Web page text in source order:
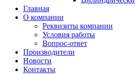
Главная
О компании
Реквизиты компании
Условия работы
Вопрос-ответ
Производители
Новости
Контакты